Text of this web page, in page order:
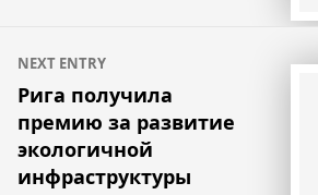
NEXT ENTRY
Рига получила
премию за развитие
экологичной
инфраструктуры